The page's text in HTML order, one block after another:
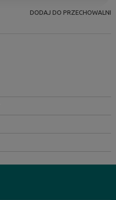
DODAJ DO PRZECHOWALNI